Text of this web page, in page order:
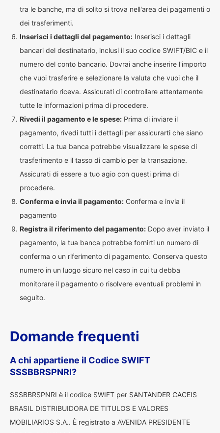
tra le banche, ma di solito si trova nell'area dei pagamenti o
dei trasferimenti.
Inserisci i dettagli del pagamento: Inserisci i dettagli
bancari del destinatario, inclusi il suo codice SWIFT/BIC e il
numero del conto bancario. Dovrai anche inserire l'importo
che vuoi trasferire e selezionare la valuta che vuoi che il
destinatario riceva. Assicurati di controllare attentamente
tutte le informazioni prima di procedere.
Rivedi il pagamento e le spese: Prima di inviare il
pagamento, rivedi tutti i dettagli per assicurarti che siano
corretti. La tua banca potrebbe visualizzare le spese di
trasferimento e il tasso di cambio per la transazione.
Assicurati di essere a tuo agio con questi prima di
procedere.
Conferma e invia il pagamento: Conferma e invia il
pagamento
Registra il riferimento del pagamento: Dopo aver inviato il
pagamento, la tua banca potrebbe fornirti un numero di
conferma o un riferimento di pagamento. Conserva questo
numero in un luogo sicuro nel caso in cui tu debba
monitorare il pagamento o risolvere eventuali problemi in
seguito.
Domande frequenti
A chi appartiene il Codice SWIFT
SSSBBRSPNRI?
SSSBBRSPNRI è il codice SWIFT per SANTANDER CACEIS
BRASIL DISTRIBUIDORA DE TITULOS E VALORES
MOBILIARIOS S.A.. È registrato a AVENIDA PRESIDENTE